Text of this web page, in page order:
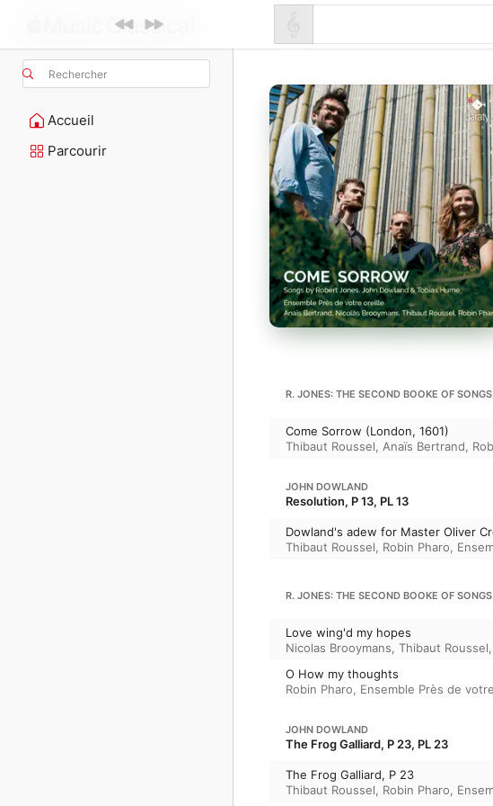
Rechercher
Accueil
Parcourir
R. JONES: THE SECOND BOOKE OF
Come Sorrow (London, 1601)
Thibaut Roussel, Anaïs Bertrand,
JOHN DOWLAND
Resolution, P 13, PL 13
Dowland's adew for Master Oliver
Thibaut Roussel, Robin Pharo,
R. JONES: THE SECOND BOOKE OF
Love wing'd my hopes
Nicolas Brooymans, Thibaut Roussel,
O How my thoughts
Robin Pharo, Ensemble Près de
JOHN DOWLAND
The Frog Galliard, P 23, PL 23
The Frog Galliard, P 23
Thibaut Roussel, Robin Pharo,